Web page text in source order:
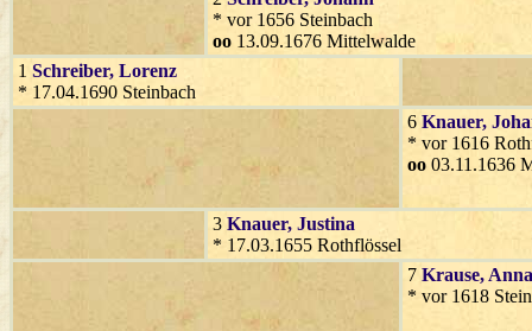
* vor 1656 Steinbach
oo 13.09.1676 Mittelwalde
1 Schreiber, Lorenz
* 17.04.1690 Steinbach
6 Knauer,
* vor 1616
oo 03.11.1636
3 Knauer, Justina
* 17.03.1655 Rothflössel
7 Krause, Anna
* vor 1618